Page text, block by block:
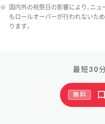
※
国内外の祝祭日の影響により、ニ
もロールオーバーが行われないた
ります。
最短30
無料